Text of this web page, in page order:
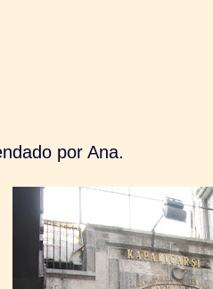
por Ana.